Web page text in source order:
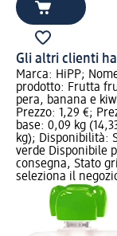
Gli altri clienti
Marca: HiPP;
prodotto: Frutta
pera, banana e
Prezzo: 1,29 €;
base: 0,09 kg
kg); Disponibilità:
verde Disponibile
consegna, Stato
seleziona il